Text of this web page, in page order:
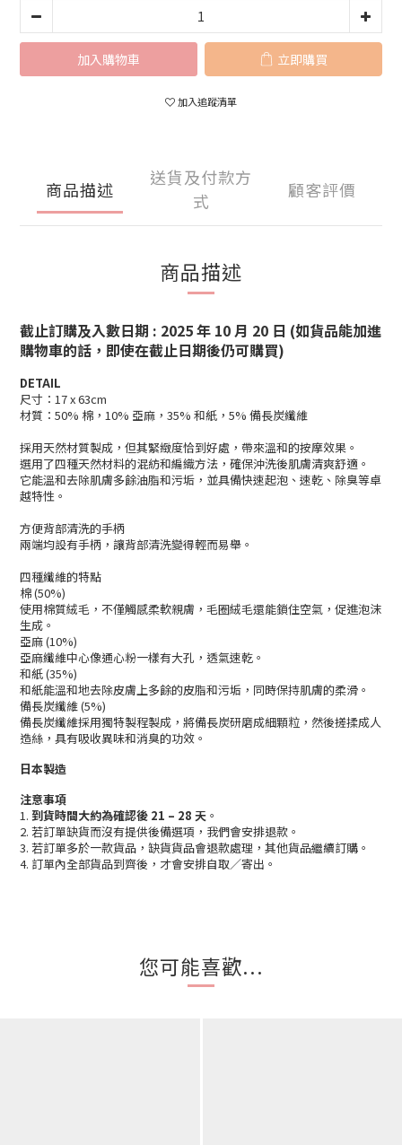
加入購物車 立即購買
加入追蹤清單
商品描述
送貨及付款方
式
顧客評價
商品描述
截止訂購及入數日期 : 2025 年 10 月 20 日 (如貨品能加進
購物車的話，即使在截止日期後仍可購買)
DETAIL
尺寸：17 x 63cm
材質：50% 棉，10% 亞麻，35% 和紙，5% 備長炭纖維
採用天然材質製成，但其緊緻度恰到好處，帶來溫和的按摩效果。
選用了四種天然材料的混紡和編織方法，確保沖洗後肌膚清爽舒適。
它能溫和去除肌膚多餘油脂和污垢，並具備快速起泡、速乾、除臭等卓
越特性。
方便背部清洗的手柄
兩端均設有手柄，讓背部清洗變得輕而易舉。
四種纖維的特點
棉 (50%)
使用棉質絨毛，不僅觸感柔軟親膚，毛圈絨毛還能鎖住空氣，促進泡沫
生成。
亞麻 (10%)
亞麻纖維中心像通心粉一樣有大孔，透氣速乾。
和紙 (35%)
和紙能溫和地去除皮膚上多餘的皮脂和污垢，同時保持肌膚的柔滑。
備長炭纖維 (5%)
備長炭纖維採用獨特製程製成，將備長炭研磨成細顆粒，然後搓揉成人
造絲，具有吸收異味和消臭的功效。
日本製造
注意事項
1. 到貨時間大約為確認後 21 – 28 天 。
2. 若訂單缺貨而沒有提供後備選項，我們會安排退款。
3. 若訂單多於一款貨品，缺貨貨品會退款處理，其他貨品繼續訂購。
4. 訂單內全部貨品到齊後，才會安排自取／寄出。
您可能喜歡...